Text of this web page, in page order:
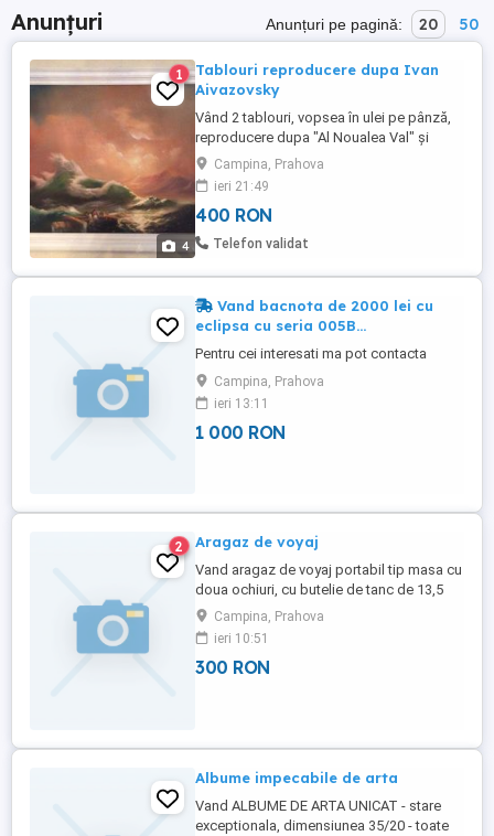
Anunțuri Anunțuri pe pagină: 20 50
4
1
Tablouri reproducere dupa Ivan
Aivazovsky
Vând 2 tablouri, vopsea în ulei pe pânză,
reproducere dupa "Al Noualea Val" și
"Furtună Noaptea", ale celebrului pictor
rus Ivan Aivazovsky. Dimensiune: 106cm x
76cm. Tablourile au ramă dublă albă.
Prețul este de 400 lei bucata. Dacă se
cumpără amândouă, prețul total va fi de
Campina, Prahova
ieri 21:49
400 RON
Telefon validat
Vand bacnota de 2000 lei cu
eclipsa cu seria 005B...
Pentru cei interesati ma pot contacta
Campina, Prahova
ieri 13:11
1 000 RON
2 Aragaz de voyaj
Vand aragaz de voyaj portabil tip masa cu
doua ochiuri, cu butelie de tanc de 13,5
litrii {se poate incarca cu GPL}, in perfecta
stare, furtunul de conectare la butelie cu
termostat. Perfect pentru picnicuri . Oferta
promotionala.
Campina, Prahova
ieri 10:51
300 RON
Albume impecabile de arta
Vand ALBUME DE ARTA UNICAT - stare
exceptionala, dimensiunea 35/20 - toate